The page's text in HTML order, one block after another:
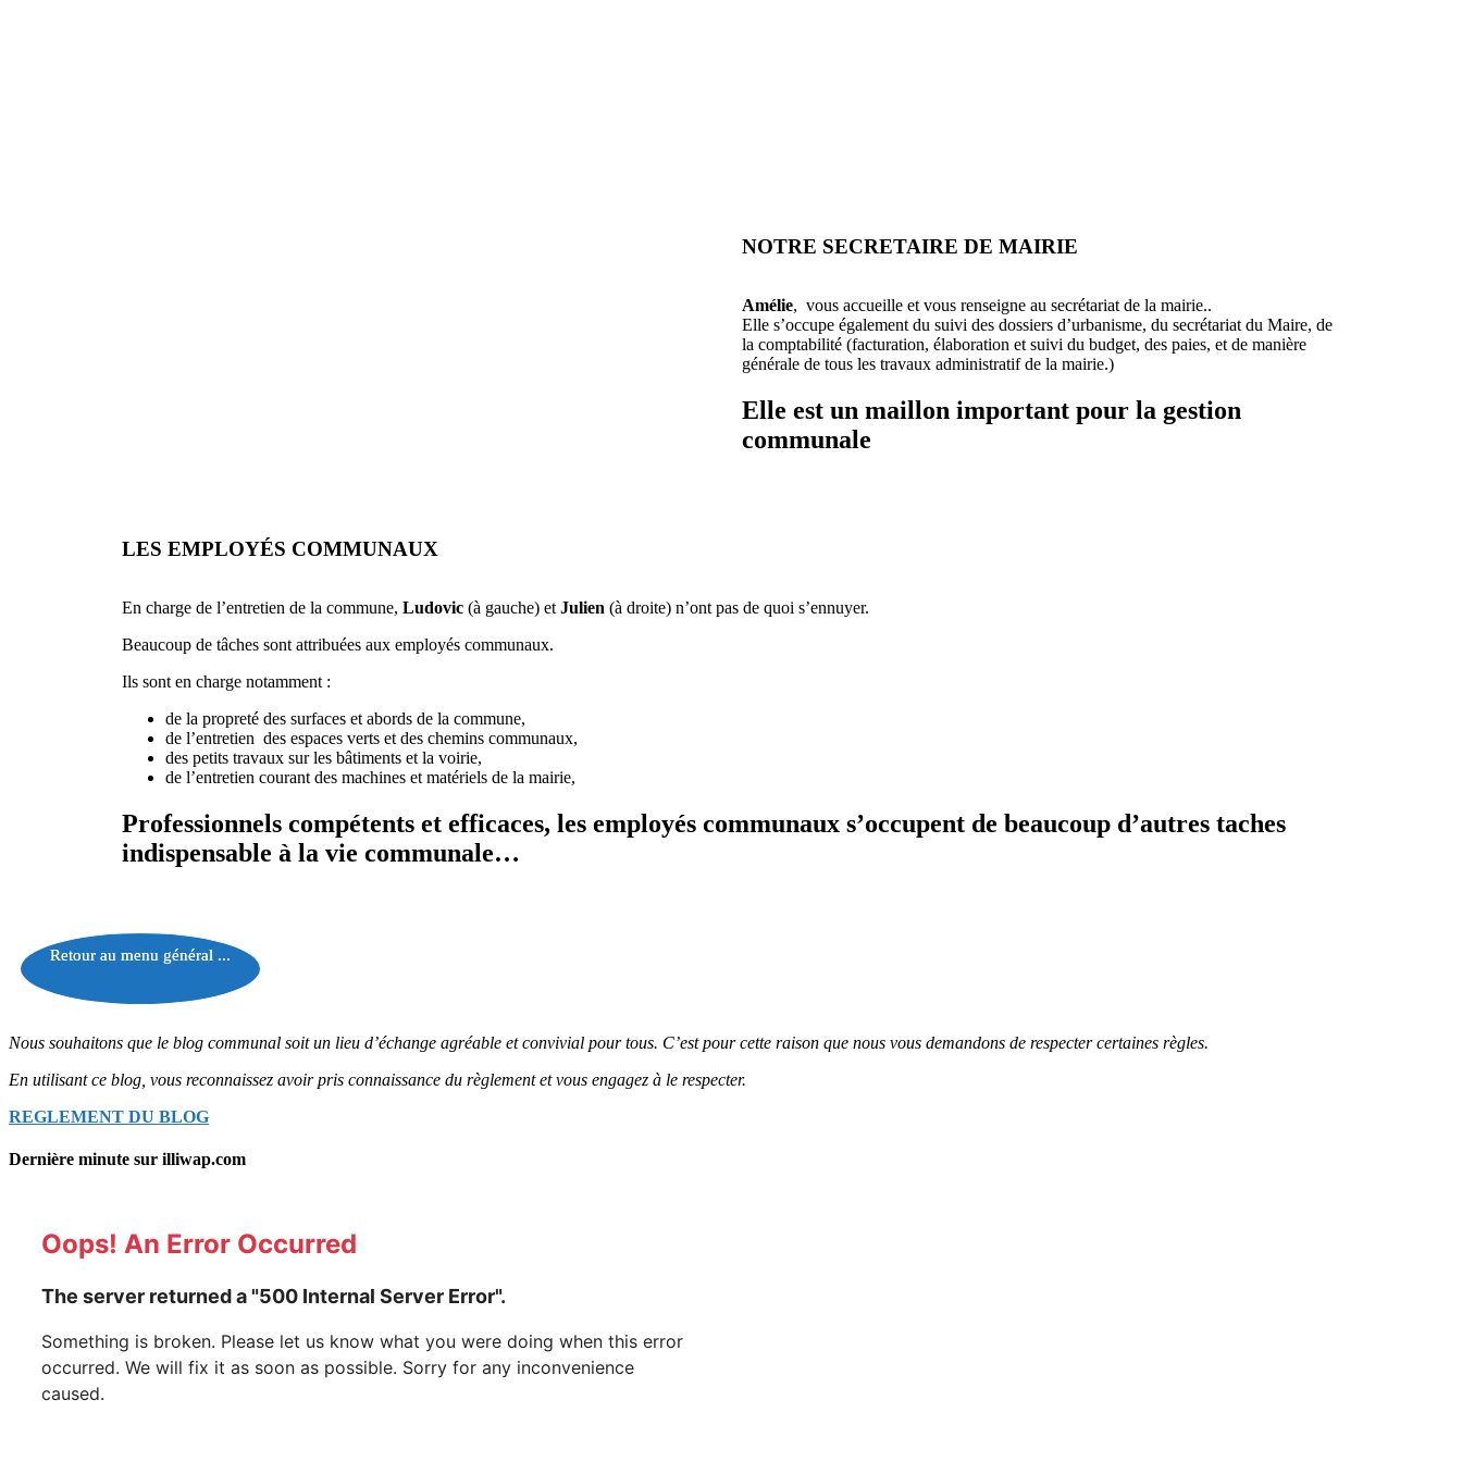
NOTRE SECRETAIRE DE MAIRIE
Amélie, vous accueille et vous renseigne au secrétariat de la mairie..
Elle s’occupe également du suivi des dossiers d’urbanisme, du secrétariat du Maire, de
la comptabilité (facturation, élaboration et suivi du budget, des paies, et de manière
générale de tous les travaux administratif de la mairie.)
Elle est un maillon important pour la gestion
communale
LES EMPLOYÉS COMMUNAUX
En charge de l’entretien de la commune, Ludovic (à gauche) et Julien (à droite) n’ont pas de quoi s’ennuyer.
Beaucoup de tâches sont attribuées aux employés communaux.
Ils sont en charge notamment :
de la propreté des surfaces et abords de la commune,
de l’entretien des espaces verts et des chemins communaux,
des petits travaux sur les bâtiments et la voirie,
de l’entretien courant des machines et matériels de la mairie,
Professionnels compétents et efficaces, les employés communaux s’occupent de beaucoup d’autres taches
indispensable à la vie communale…
Retour au menu général ...
Nous souhaitons que le blog communal soit un lieu d’échange agréable et convivial pour tous. C’est pour cette raison que nous vous demandons de respecter certaines règles.
En utilisant ce blog, vous reconnaissez avoir pris connaissance du règlement et vous engagez à le respecter.
REGLEMENT DU BLOG
Dernière minute sur illiwap.com